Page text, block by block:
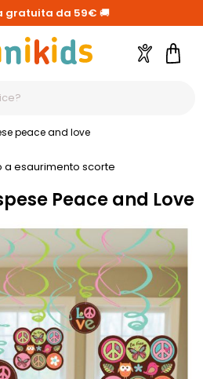
gratuita da 59€ 🚚
Account
peace and love
a esaurimento scorte
Peace and Love